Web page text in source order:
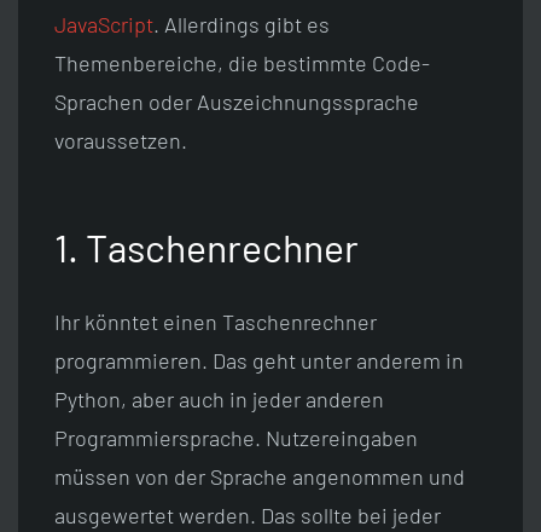
JavaScript. Allerdings gibt es
Themenbereiche, die bestimmte Code-
Sprachen oder Auszeichnungssprache
voraussetzen.
1. Taschenrechner
Ihr könntet einen Taschenrechner
programmieren. Das geht unter anderem in
Python, aber auch in jeder anderen
Programmiersprache. Nutzereingaben
müssen von der Sprache angenommen und
ausgewertet werden. Das sollte bei jeder